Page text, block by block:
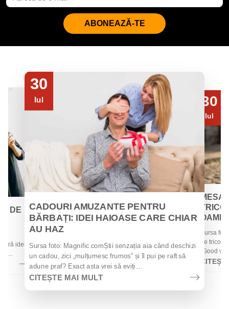
ABONEAZĂ-TE
DE
idei
la...
30
Iul
CADOURI AMUZANTE PENTRU
BĂRBAȚI: IDEI HAIOASE CARE CHIAR
AU HAZ
Sursa foto: Magnific.comȘtii senzația aia când deschizi
un cadou, zici „mulțumesc frumos" și îl pui pe raft să
adune praf? Exact asta vrei să eviți....
CITEȘTE MAI MULT
30
Iul
Sursa
de
„Good